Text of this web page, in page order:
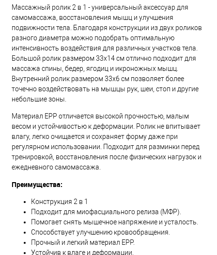
Массажный ролик 2 в 1 - универсальный аксессуар для
самомассажа, восстановления мышц и улучшения
подвижности тела. Благодаря конструкции из двух роликов
разного диаметра можно подобрать оптимальную
интенсивность воздействия для различных участков тела.
Большой ролик размером 33х14 см отлично подходит для
массажа спины, бедер, ягодиц и икроножных мышц.
Внутренний ролик размером 33х6 см позволяет более
точечно воздействовать на мышцы рук, шеи, стоп и другие
небольшие зоны.
Материал EPP отличается высокой прочностью, малым
весом и устойчивостью к деформации. Ролик не впитывает
влагу, легко очищается и сохраняет форму даже при
регулярном использовании. Подходит для разминки перед
тренировкой, восстановления после физических нагрузок и
ежедневного самомассажа.
Преимущества:
Конструкция 2 в 1
Подходит для миофасциального релиза (МФР).
Помогает снять мышечное напряжение и усталость.
Способствует улучшению кровообращения.
Прочный и легкий материал EPP.
Устойчив к влаге и деформации.